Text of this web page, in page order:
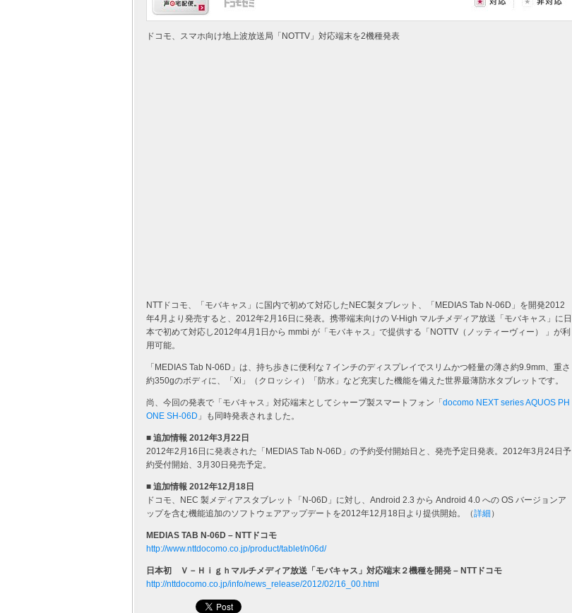
ドコモ、スマホ向け地上波放送局「NOTTV」対応端末を2機種発表
NTTドコモ、「モバキャス」に国内で初めて対応したNEC製タブレット、「MEDIAS Tab N-06D」を開発2012
年4月より発売すると、2012年2月16日に発表。携帯端末向けの V-High マルチメディア放送「モバキャス」に日
本で初めて対応し2012年4月1日から mmbi が「モバキャス」で提供する「NOTTV（ノッティーヴィー） 」が利
用可能。
「MEDIAS Tab N-06D」は、持ち歩きに便利な７インチのディスプレイでスリムかつ軽量の薄さ約9.9mm、重さ
約350gのボディに、「Xi」（クロッシィ）「防水」など充実した機能を備えた世界最薄防水タブレットです。
尚、今回の発表で「モバキャス」対応端末としてシャープ製スマートフォン「 docomo NEXT series AQUOS PH
ONE SH-06D 」も同時発表されました。
■ 追加情報 2012年3月22日
2012年2月16日に発表された「MEDIAS Tab N-06D」の予約受付開始日と、発売予定日発表。2012年3月24日予
約受付開始、3月30日発売予定。
■ 追加情報 2012年12月18日
ドコモ、NEC 製メディアスタブレット「N-06D」に対し、Android 2.3 から Android 4.0 への OS バージョンア
ップを含む機能追加のソフトウェアアップデートを2012年12月18日より提供開始。（詳細 ）
MEDIAS TAB N-06D – NTTドコモ
http://www.nttdocomo.co.jp/product/tablet/n06d/
日本初 Ｖ－Ｈｉｇｈマルチメディア放送「モバキャス」対応端末２機種を開発 – NTTドコモ
http://nttdocomo.co.jp/info/news_release/2012/02/16_00.html